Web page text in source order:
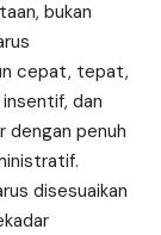
bukan
cepat, tepat,
dan
dengan penuh
disesuaikan